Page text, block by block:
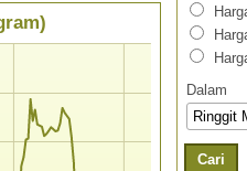
Dalam
Cari